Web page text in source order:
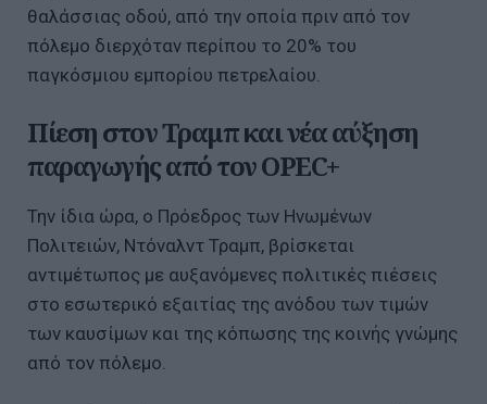
θαλάσσιας οδού, από την οποία πριν από τον
πόλεμο διερχόταν περίπου το 20% του
παγκόσμιου εμπορίου πετρελαίου.
Πίεση στον Τραμπ και νέα αύξηση
παραγωγής από τον OPEC+
Την ίδια ώρα, ο Πρόεδρος των Ηνωμένων
Πολιτειών, Ντόναλντ Τραμπ, βρίσκεται
αντιμέτωπος με αυξανόμενες πολιτικές πιέσεις
στο εσωτερικό εξαιτίας της ανόδου των τιμών
των καυσίμων και της κόπωσης της κοινής γνώμης
από τον πόλεμο.